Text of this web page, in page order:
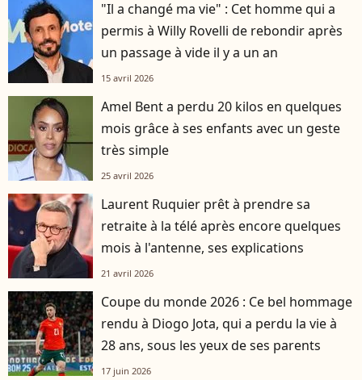
"Il a changé ma vie" : Cet homme qui a
permis à Willy Rovelli de rebondir après
un passage à vide il y a un an
15 avril 2026
Amel Bent a perdu 20 kilos en quelques
mois grâce à ses enfants avec un geste
très simple
25 avril 2026
Laurent Ruquier prêt à prendre sa
retraite à la télé après encore quelques
mois à l'antenne, ses explications
21 avril 2026
Coupe du monde 2026 : Ce bel hommage
rendu à Diogo Jota, qui a perdu la vie à
28 ans, sous les yeux de ses parents
17 juin 2026